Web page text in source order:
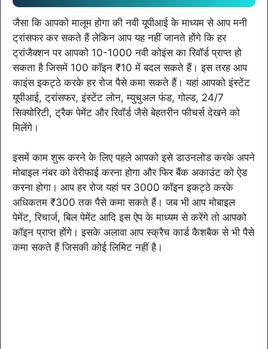
जैसा कि आपको मालूम होगा की नवी यूपीआई के माध्यम से आप मनी
ट्रांसफर कर सकते हैं लेकिन आप यह नहीं जानते होंगे कि हर
ट्रांजैक्शन पर आपको 10-1000 नवी कोइंस का रिवॉर्ड प्राप्त हो
सकता है जिसमें 100 कॉइन ₹10 में बदल सकते हैं। इस तरह आप
काइंस इकट्ठे करके हर रोज पैसे कमा सकते हैं। यहां आपको इंस्टेंट
यूपीआई, ट्रांसफर, इंस्टेंट लोन, म्युचुअल फंड, गोल्ड, 24/7
सिक्योरिटी, ट्रैक पेमेंट और रिवॉर्ड जैसे बेहतरीन फीचर्स देखने को
मिलेंगे।
इसमें काम शुरू करने के लिए पहले आपको इसे डाउनलोड करके अपने
मोबाइल नंबर को वेरीफाई करना होगा और फिर बैंक अकाउंट को ऐड
करना होगा। आप हर रोज यहां पर 3000 कॉइन इकट्ठे करके
अधिकतम ₹300 तक पैसे कमा सकते हैं। जब भी आप मोबाइल
पेमेंट, रिचार्ज, बिल पेमेंट आदि इस ऐप के माध्यम से करेंगे तो आपको
कॉइन प्राप्त होंगे। इसके अलावा आप स्क्रैच कार्ड कैशबैक से भी पैसे
कमा सकते हैं जिसकी कोई लिमिट नहीं है।